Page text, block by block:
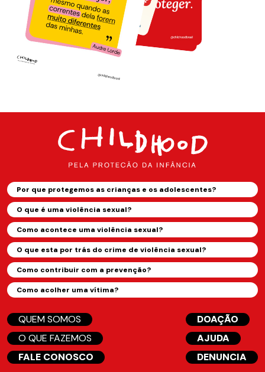
Por que protegemos as crianças e os adolescentes?
O que é uma violência sexual?
Como acontece uma violência sexual?
O que esta por trás do crime de violência sexual?
Como contribuir com a prevenção?
Como acolher uma vítima?
QUEM SOMOS
O QUE FAZEMOS
FALE CONOSCO
DOAÇÃO
AJUDA
DENUNCIA